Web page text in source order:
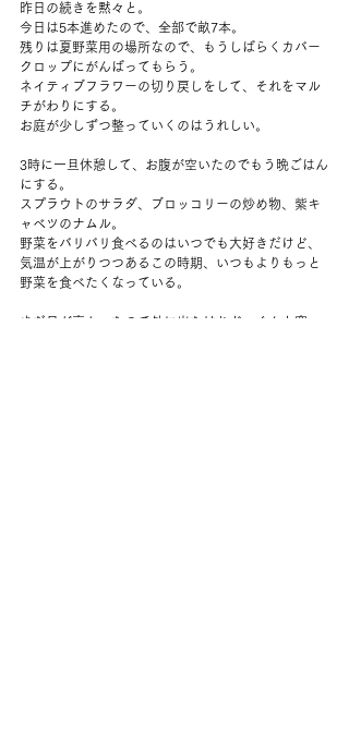
昨日の続きを黙々と。
今日は5本進めたので、全部で畝7本。
残りは夏野菜用の場所なので、もうしばらくカバー
クロップにがんばってもらう。
ネイティブフラワーの切り戻しをして、それをマル
チがわりにする。
お庭が少しずつ整っていくのはうれしい。
3時に一旦休憩して、お腹が空いたのでもう晩ごはん
にする。
スプラウトのサラダ、ブロッコリーの炒め物、紫キ
ャベツのナムル。
野菜をバリバリ食べるのはいつでも大好きだけど、
気温が上がりつつあるこの時期、いつもよりもっと
野菜を食べたくなっている。
まだ日が高かったので外に出たけれど、ぐんと寒